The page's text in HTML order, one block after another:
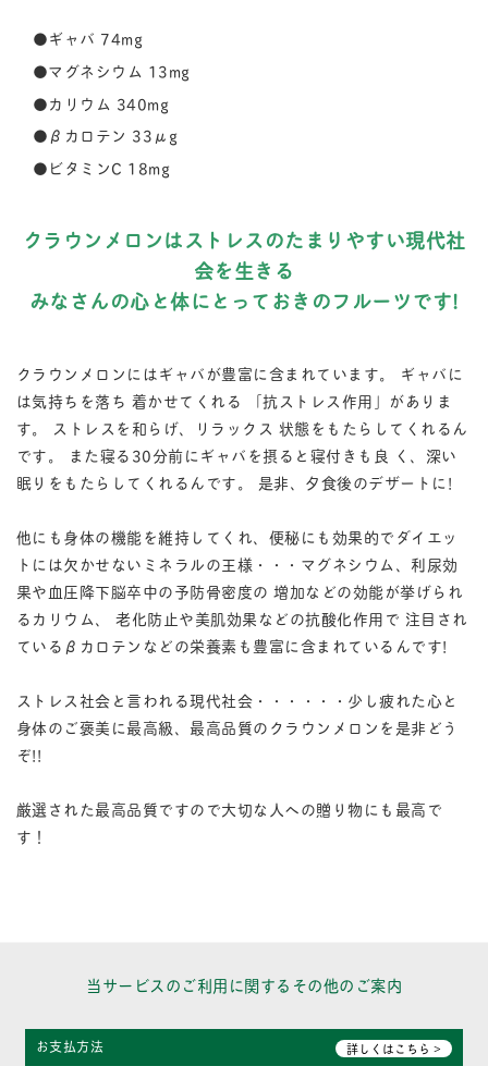
●ギャバ 74mg
●マグネシウム 13mg
●カリウム 340mg
●βカロテン 33μg
●ビタミンC 18mg
クラウンメロンはストレスのたまりやすい現代社
会を生きる
みなさんの心と体にとっておきのフルーツです!
クラウンメロンにはギャバが豊富に含まれています。 ギャバに
は気持ちを落ち 着かせてくれる 「抗ストレス作用」がありま
す。 ストレスを和らげ、リラックス 状態をもたらしてくれるん
です。 また寝る30分前にギャバを摂ると寝付きも良 く、深い
眠りをもたらしてくれるんです。 是非、夕食後のデザートに!
他にも身体の機能を維持してくれ、便秘にも効果的でダイエッ
トには欠かせないミネラルの王様・・・マグネシウム、利尿効
果や血圧降下脳卒中の予防骨密度の 増加などの効能が挙げられ
るカリウム、 老化防止や美肌効果などの抗酸化作用で 注目され
ているβカロテンなどの栄養素も豊富に含まれているんです!
ストレス社会と言われる現代社会・・・・・・少し疲れた心と
身体のご褒美に最高級、最高品質のクラウンメロンを是非どう
ぞ!!
厳選された最高品質ですので大切な人への贈り物にも最高で
す！
当サービスのご利用に関するその他のご案内
お支払方法 詳しくはこちら >